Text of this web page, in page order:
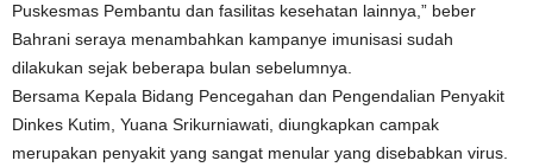
Puskesmas Pembantu dan fasilitas kesehatan lainnya,” beber
Bahrani seraya menambahkan kampanye imunisasi sudah
dilakukan sejak beberapa bulan sebelumnya.
Bersama Kepala Bidang Pencegahan dan Pengendalian Penyakit
Dinkes Kutim, Yuana Srikurniawati, diungkapkan campak
merupakan penyakit yang sangat menular yang disebabkan virus.